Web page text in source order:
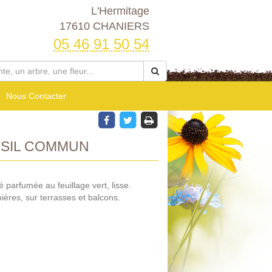
L'Hermitage
17610 CHANIERS
05 46 91 50 54
Nous Contacter
COMMUN
parfumée au feuillage vert, lisse.
sur terrasses et balcons.